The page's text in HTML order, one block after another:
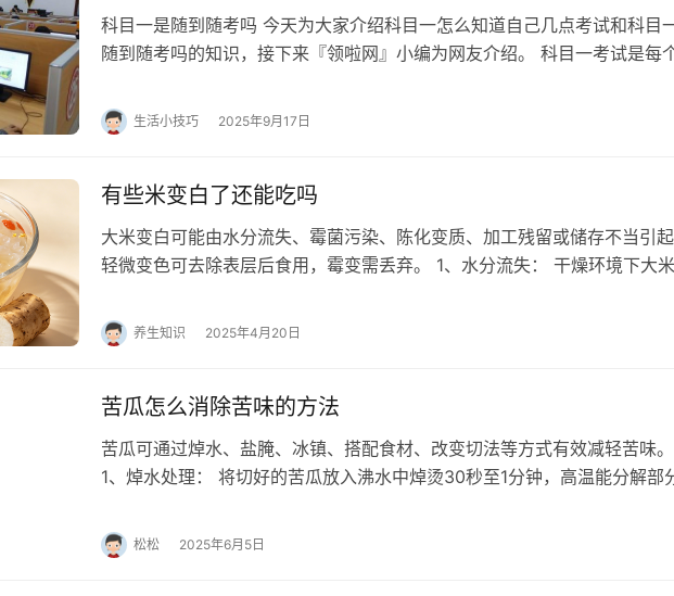
科目一是随到随考吗 今天为大家介绍科目一怎么知道自己几点考试和科目
随到随考吗的知识，接下来『领啦网』小编为网友介绍。 科目一考试是每
生活小技巧 2025年9月17日
有些米变白了还能吃吗
大米变白可能由水分流失、霉菌污染、陈化变质、加工残留或储存不当引起
轻微变色可去除表层后食用，霉变需丢弃。 1、水分流失： 干燥环境下大
养生知识 2025年4月20日
苦瓜怎么消除苦味的方法
苦瓜可通过焯水、盐腌、冰镇、搭配食材、改变切法等方式有效减轻苦味。
1、焯水处理： 将切好的苦瓜放入沸水中焯烫30秒至1分钟，高温能分解部
松松 2025年6月5日